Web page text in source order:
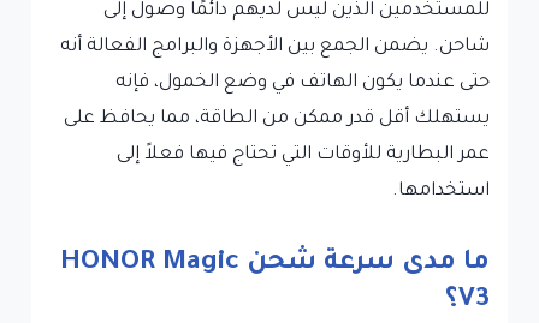
للمستخدمين الذين ليس لديهم دائمًا وصول إلى
شاحن. يضمن الجمع بين الأجهزة والبرامج الفعالة أنه
حتى عندما يكون الهاتف في وضع الخمول، فإنه
يستهلك أقل قدر ممكن من الطاقة، مما يحافظ على
عمر البطارية للأوقات التي تحتاج فيها فعلاً إلى
استخدامها.
ما مدى سرعة شحن HONOR Magic
V3؟